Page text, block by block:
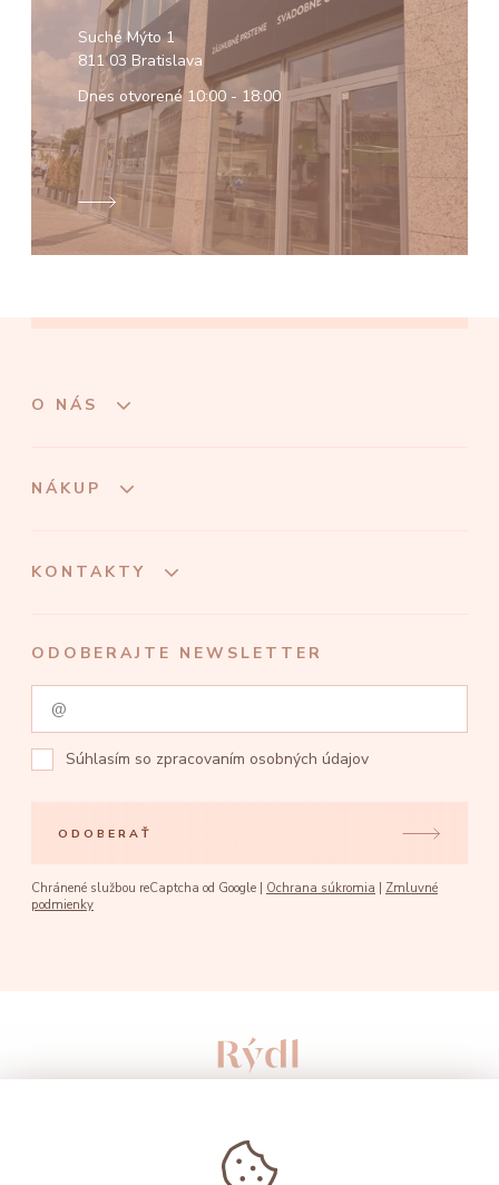
Suché Mýto 1
811 03 Bratislava
Dnes otvorené 10:00 - 18:00
O NÁS
NÁKUP
KONTAKTY
ODOBERAJTE NEWSLETTER
Súhlasím so zpracovaním osobných údajov
ODOBERAŤ
Chránené službou reCaptcha od Google | Ochrana súkromia
Zmluvné
podmienky